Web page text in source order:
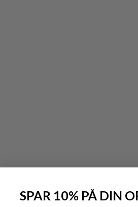
SPAR 10% PÅ DIN